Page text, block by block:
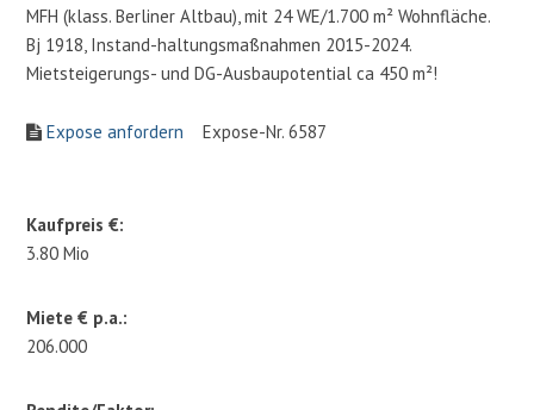
MFH (klass. Berliner Altbau), mit 24 WE/1.700 m² Wohnfläche.
Bj 1918, Instand-haltungsmaßnahmen 2015-2024.
Mietsteigerungs- und DG-Ausbaupotential ca 450 m²!
Expose anfordern Expose-Nr. 6587
Kaufpreis €:
3.80 Mio
Miete € p.a.:
206.000